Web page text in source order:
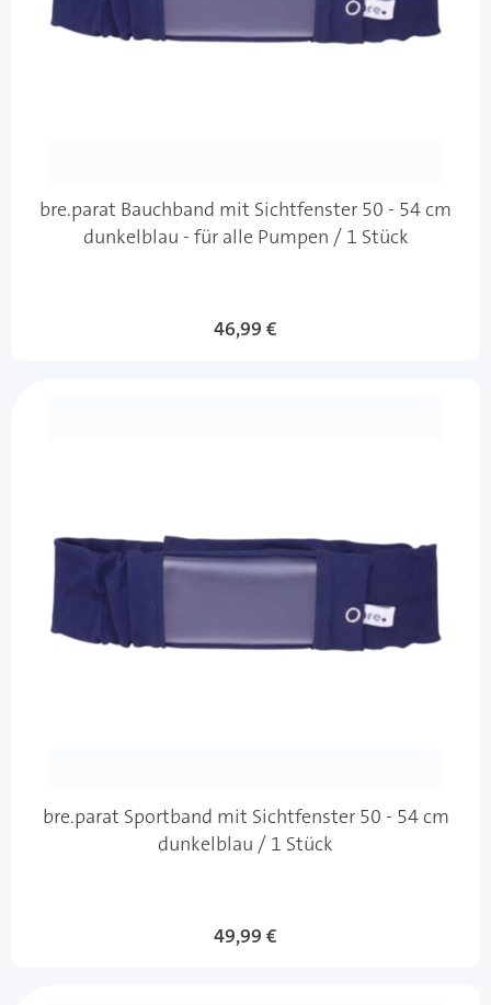
bre.parat Bauchband mit Sichtfenster 50 - 54 cm
dunkelblau - für alle Pumpen / 1 Stück
46,99 €
bre.parat Sportband mit Sichtfenster 50 - 54 cm
dunkelblau / 1 Stück
49,99 €